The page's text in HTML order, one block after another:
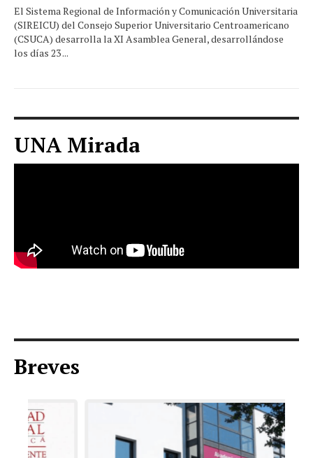
El Sistema Regional de Información y Comunicación Universitaria
(SIREICU) del Consejo Superior Universitario Centroamericano
(CSUCA) desarrolla la XI Asamblea General, desarrollándose
los días 23 ...
UNA Mirada
Breves